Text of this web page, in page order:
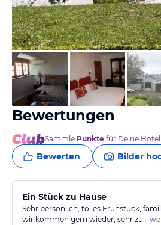
von Matthias, Oktober 2023
Bewertungen
Sammle Punkte für Deine
Bewerten Bilder
Ein Stück zu Hause
Sehr persönlich, tolles Frühstück,
wir kommen gern wieder, sehr zu…